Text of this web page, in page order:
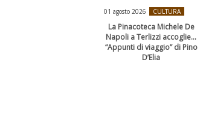
01 agosto 2026 CULTURA
La Pinacoteca Michele De
Napoli a Terlizzi accoglie…
“Appunti di viaggio” di Pino
D’Elia